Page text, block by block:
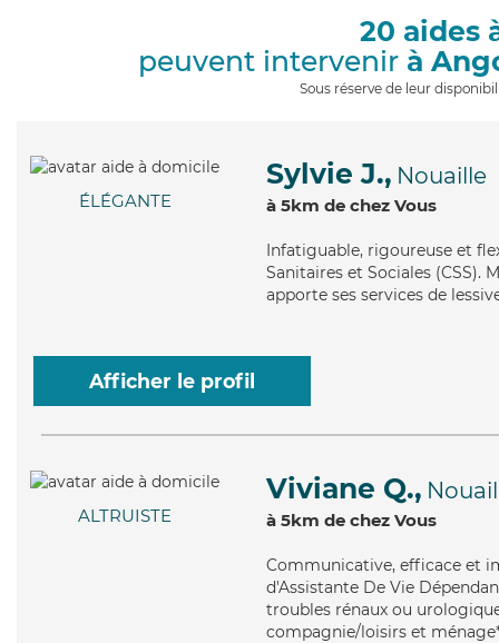
20 aides
peuvent intervenir à
Sous réserve de leur
ÉLÉGANTE
Sylvie J., Nouaille
à 5km de chez Vous
Infatiguable, rigoureuse et
Sanitaires et Sociales (CSS).
apporte ses services de
Afficher le profil
ALTRUISTE
Viviane Q.,
à 5km de chez Vous
Communicative, efficace et
d'Assistante De Vie
troubles rénaux ou
compagnie/loisirs et